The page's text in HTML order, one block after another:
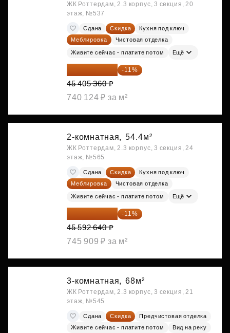
ЖК Роттердам, 2.3 корпус, 3 секция, 20
этаж, №537
Сдана Скидка
Кухня под ключ
Меблировка
Чистовая отделка
Живите сейчас - платите потом Ещё
40 410 770 ₽ -11%
45 405 360 ₽
740 124 ₽ за м²
2-комнатная, 54.4м²
ЖК Роттердам, 2.3 корпус, 3 секция, 24
этаж, №565
Сдана Скидка
Кухня под ключ
Меблировка
Чистовая отделка
Живите сейчас - платите потом Ещё
40 577 450 ₽ -11%
45 592 640 ₽
745 909 ₽ за м²
3-комнатная, 68м²
ЖК Роттердам, 2.3 корпус, 3 секция, 21
этаж, №545
Сдана Скидка
Предчистовая отделка
Живите сейчас - платите потом
Вид на реку